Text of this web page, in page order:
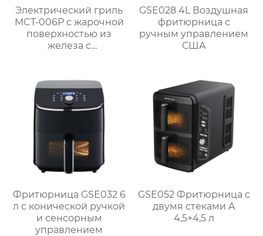
Электрический гриль
MCT-006P с жарочной
поверхностью из
железа с
GSE028 4L Воздушная
фритюрница с
ручным управлением
США
Фритюрница GSE032 6
л с конической ручкой
и сенсорным
управлением
GSE052 Фритюрница с
двумя стеками A
4,5+4,5 л